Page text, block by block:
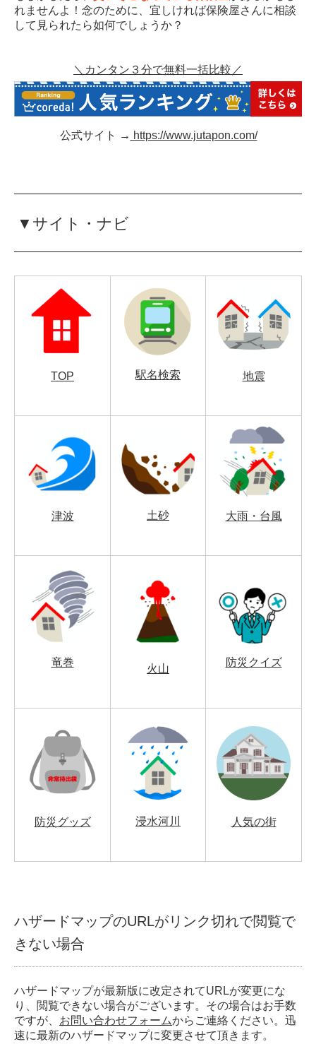
れませんよ！念のために、宜しければ保険屋さんに相談
して見られたら如何でしょうか？
＼カンタン３分で無料一括比較／
公式サイト → https://www.jutapon.com/
▼サイト・ナビ
TOP 駅名検索 地震
津波 土砂 大雨・台風
竜巻
火山
防災クイズ
防災グッズ 浸水河川 人気の街
ハザードマップのURLがリンク切れで閲覧で
きない場合
ハザードマップが最新版に改定されてURLが変更にな
り、閲覧できない場合がございます。その場合はお手数
ですが、 お問い合わせフォームからご連絡ください。迅
速に最新のハザードマップに変更させて頂きます。